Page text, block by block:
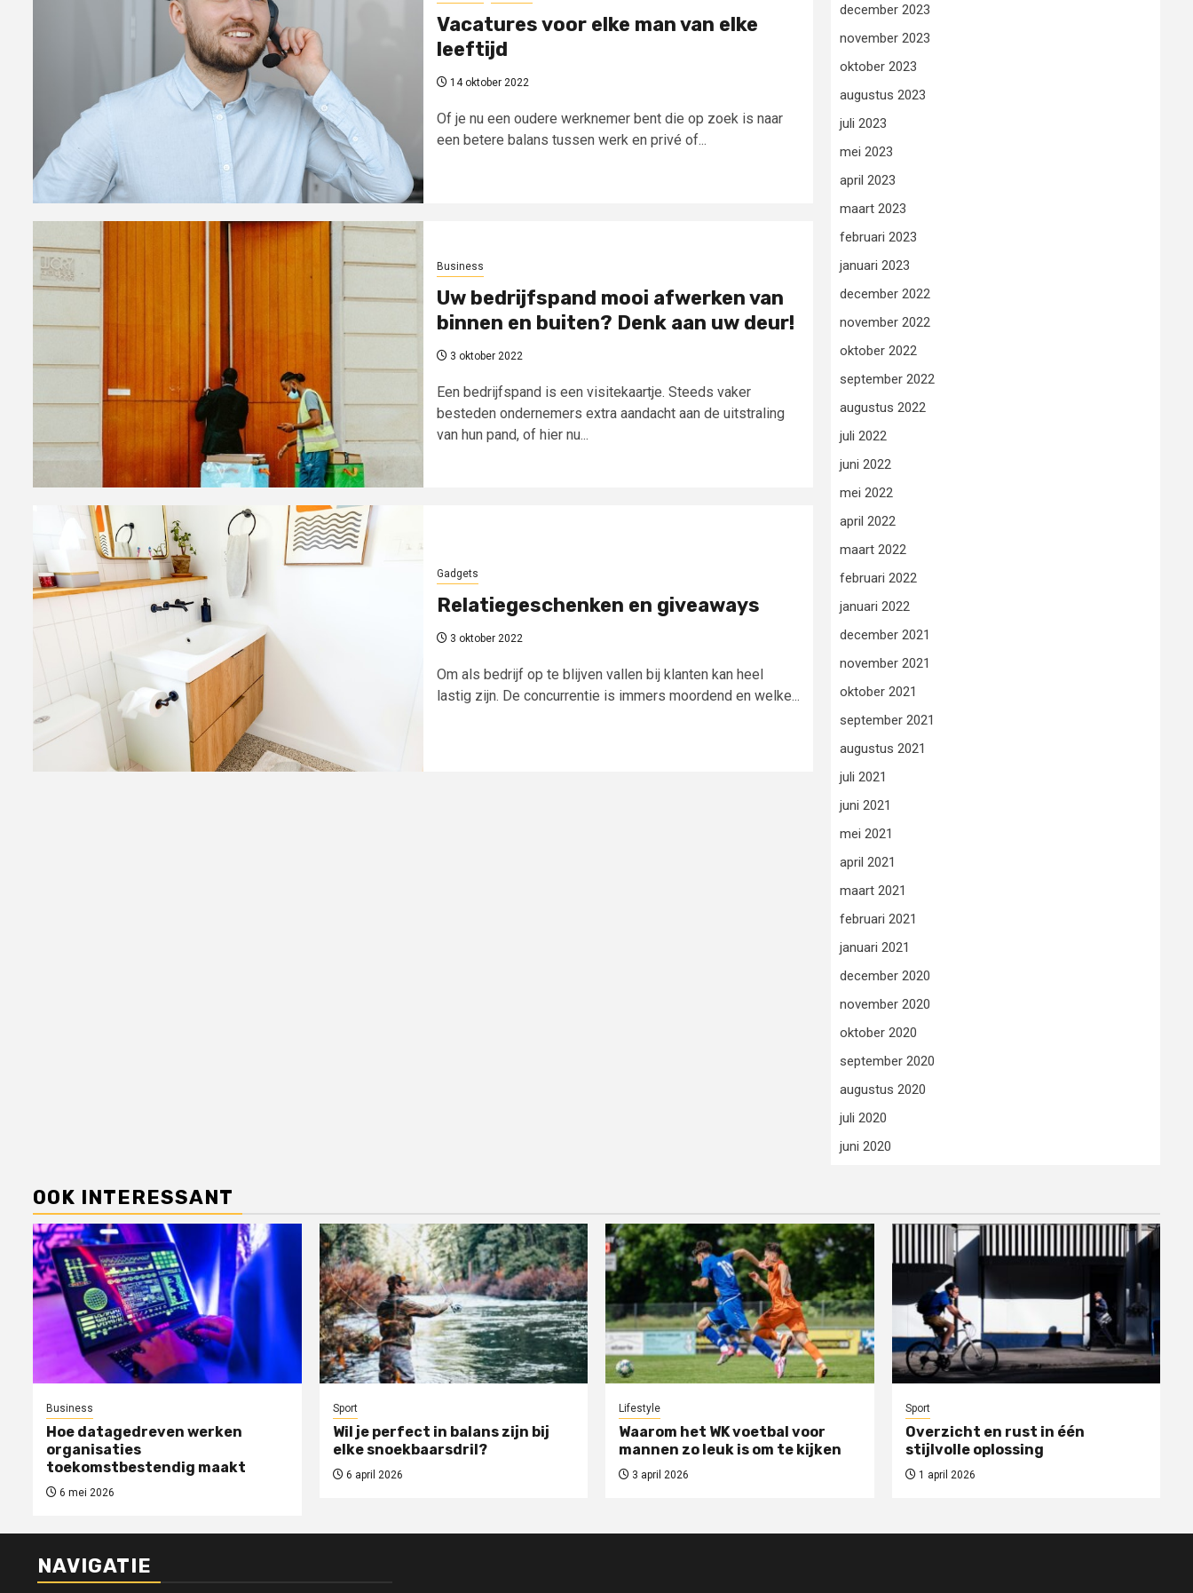
Vacatures voor elke man van elke
leeftijd
14 oktober 2022
Of je nu een oudere werknemer bent die op zoek is naar
een betere balans tussen werk en privé of...
Business
Uw bedrijfspand mooi afwerken van
binnen en buiten? Denk aan uw deur!
3 oktober 2022
Een bedrijfspand is een visitekaartje. Steeds vaker
besteden ondernemers extra aandacht aan de uitstraling
van hun pand, of hier nu...
Gadgets
Relatiegeschenken en giveaways
3 oktober 2022
Om als bedrijf op te blijven vallen bij klanten kan heel
lastig zijn. De concurrentie is immers moordend en welke...
december 2023
november 2023
oktober 2023
augustus 2023
juli 2023
mei 2023
april 2023
maart 2023
februari 2023
januari 2023
december 2022
november 2022
oktober 2022
september 2022
augustus 2022
juli 2022
juni 2022
mei 2022
april 2022
maart 2022
februari 2022
januari 2022
december 2021
november 2021
oktober 2021
september 2021
augustus 2021
juli 2021
juni 2021
mei 2021
april 2021
maart 2021
februari 2021
januari 2021
december 2020
november 2020
oktober 2020
september 2020
augustus 2020
juli 2020
juni 2020
OOK INTERESSANT
Business
Hoe datagedreven werken
organisaties
toekomstbestendig maakt
6 mei 2026
Sport
Wil je perfect in balans zijn bij
elke snoekbaarsdril?
6 april 2026
Lifestyle
Waarom het WK voetbal voor
mannen zo leuk is om te kijken
3 april 2026
Sport
Overzicht en rust in één
stijlvolle oplossing
1 april 2026
NAVIGATIE